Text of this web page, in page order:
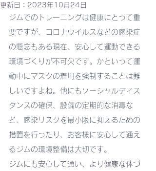
更新日： 2023年10月24日
ジムでのトレーニングは健康にとって重
要ですが、コロナウイルスなどの感染症
の懸念もある現在、安心して運動できる
環境づくりが不可欠です。かといって運
動中にマスクの着用を強制することは難
しいですよね。他にもソーシャルディス
タンスの確保、設備の定期的な消毒な
ど、感染リスクを最小限に抑えるための
措置を行ったり、お客様に安心して通え
るジムの環境整備は大切です。
ジムにも安心して通い、より健康な体づ